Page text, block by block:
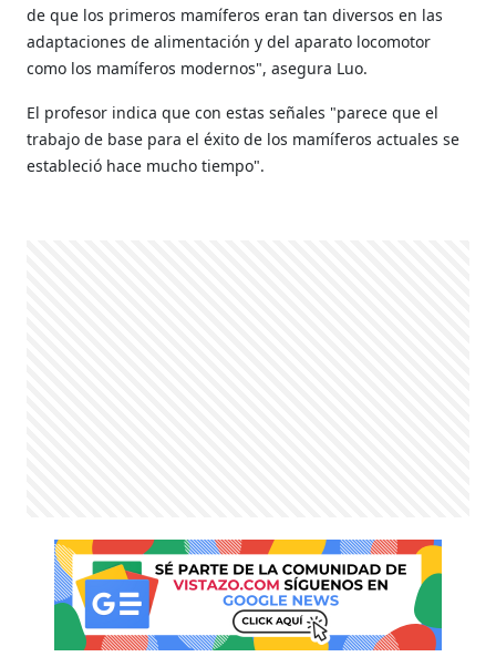
de que los primeros mamíferos eran tan diversos en las
adaptaciones de alimentación y del aparato locomotor
como los mamíferos modernos", asegura Luo.
El profesor indica que con estas señales "parece que el
trabajo de base para el éxito de los mamíferos actuales se
estableció hace mucho tiempo".